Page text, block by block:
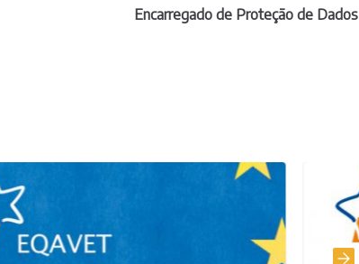
Encarregado de Proteção de Dados